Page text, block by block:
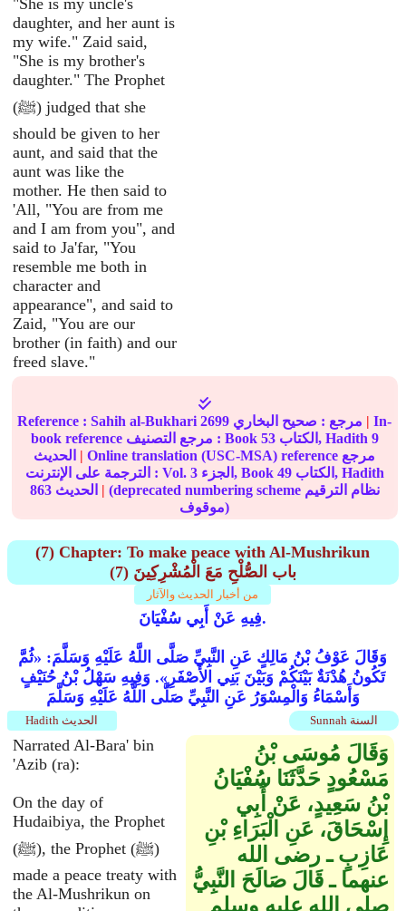
"She is my uncle's
daughter, and her aunt is
my wife." Zaid said,
"She is my brother's
daughter." The Prophet
(ﷺ) judged that she
should be given to her
aunt, and said that the
aunt was like the
mother. He then said to
'All, "You are from me
and I am from you", and
said to Ja'far, "You
resemble me both in
character and
appearance", and said to
Zaid, "You are our
brother (in faith) and our
freed slave."
Reference :Sahih al-Bukhari 2699 مرجع : صحيح البخاري | In-
book reference مرجع التصنيف : Book 53 الكتاب, Hadith 9
| Online translation (USC-MSA) reference مرجع
الترجمة على الإنترنت : Vol. 3 الجزء, Book 49
الكتاب, Hadith
863
| (deprecated numbering scheme نظام الترقيم
موقوف)
(7) Chapter: To make peace with Al-Mushrikun
(7) باب الصُّلْحِ مَعَ الْمُشْرِكِينَ
من أخبار الحديث والآثار
فِيهِ عَنْ أَبِي سُفْيَانَ.
وَقَالَ عَوْفُ بْنُ مَالِكٍ عَنِ النَّبِيِّ صَلَّى اللَّهُ عَلَيْهِ وَسَلَّمَ: «ثُمَّ
تَكُونُ هُدْنَةٌ بَيْنَكُمْ وَبَيْنَ بَنِي الأَصْفَرِ». وَفِيهِ سَهْلُ بْنُ حُنَيْفٍ
وَأَسْمَاءُ وَالْمِسْوَرُ عَنِ النَّبِيِّ صَلَّى اللَّهُ عَلَيْهِ وَسَلَّمَ
Sunnah السنة Hadith الحديث
Narrated Al-Bara' bin
'Azib (ra):
On the day of
Hudaibiya, the Prophet
(ﷺ), the Prophet (ﷺ)
made a peace treaty with
the Al-Mushrikun on
وَقَالَ مُوسَى بْنُ
مَسْعُودٍ حَدَّثَنَا سُفْيَانُ
بْنُ سَعِيدٍ، عَنْ أَبِي
إِسْحَاقَ، عَنِ الْبَرَاءِ بْنِ
عَازِبٍ ـ رضى الله
عنهما ـ قَالَ صَالَحَ النَّبِيُّ
صلى الله عليه وسلم